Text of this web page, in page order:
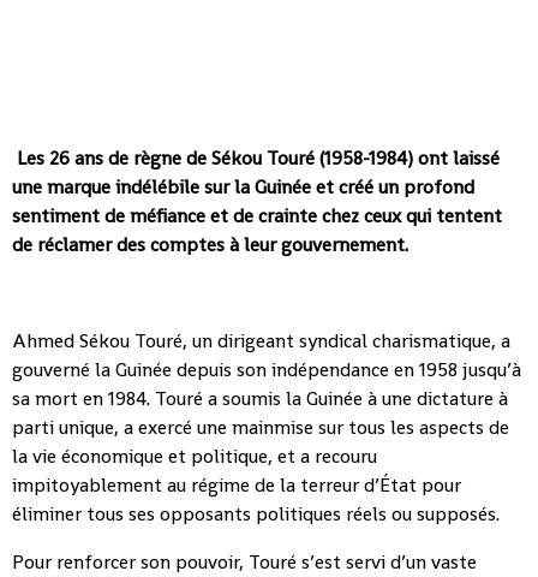
Les 26 ans de règne de Sékou Touré (1958-1984) ont laissé
une marque indélébile sur la Guinée et créé un profond
sentiment de méfiance et de crainte chez ceux qui tentent
de réclamer des comptes à leur gouvernement.
Ahmed Sékou Touré, un dirigeant syndical charismatique, a
gouverné la Guinée depuis son indépendance en 1958 jusqu’à
sa mort en 1984. Touré a soumis la Guinée à une dictature à
parti unique, a exercé une mainmise sur tous les aspects de
la vie économique et politique, et a recouru
impitoyablement au régime de la terreur d’État pour
éliminer tous ses opposants politiques réels ou supposés.
Pour renforcer son pouvoir, Touré s’est servi d’un vaste